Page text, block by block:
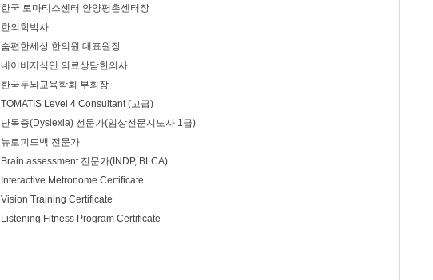
한국 토마티스센터 안양평촌센터장
한의학박사
숨편한세상 한의원 대표원장
네이버지식인 의료상담한의사
한국두뇌교육학회 부회장
TOMATIS Level 4 Consultant (고급)
난독증(Dyslexia) 전문가(임상전문지도사 1급)
뉴로피드백 전문가
Brain assessment 전문가(INDP, BLCA)
Interactive Metronome Certificate
Vision Training Certificate
Listening Fitness Program Certificate